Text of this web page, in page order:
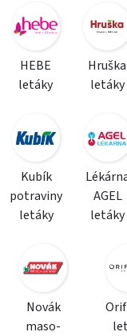
HEBE
letáky
Hruška
letáky
Kubík
potraviny
letáky
AGEL
letáky
Novák
maso-